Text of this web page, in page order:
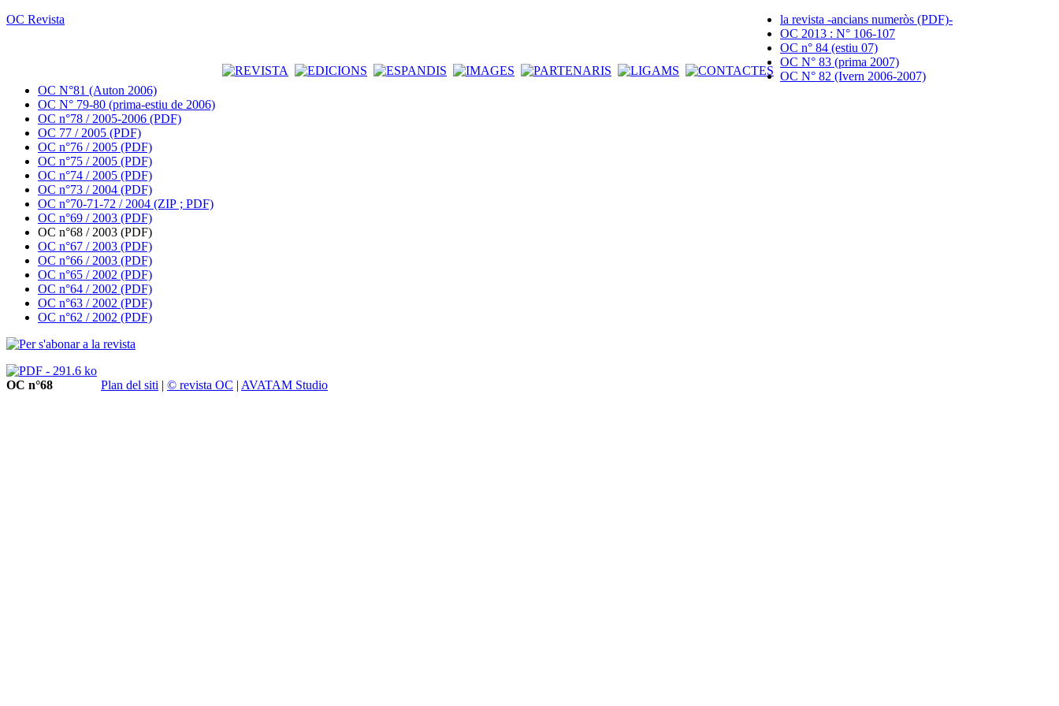
OC Revista
la revista -ancians numeròs (PDF)-
OC 2013 : N° 106-107
OC n° 84 (estiu 07)
OC N° 83 (prima 2007)
OC N° 82 (Ivern 2006-2007)
OC N°81 (Auton 2006)
OC N° 79-80 (prima-estiu de 2006)
OC n°78 / 2005-2006 (PDF)
OC 77 / 2005 (PDF)
OC n°76 / 2005 (PDF)
OC n°75 / 2005 (PDF)
OC n°74 / 2005 (PDF)
OC n°73 / 2004 (PDF)
OC n°70-71-72 / 2004 (ZIP ; PDF)
OC n°69 / 2003 (PDF)
OC n°68 / 2003 (PDF)
OC n°67 / 2003 (PDF)
OC n°66 / 2003 (PDF)
OC n°65 / 2002 (PDF)
OC n°64 / 2002 (PDF)
OC n°63 / 2002 (PDF)
OC n°62 / 2002 (PDF)
OC n°68 Plan del siti | © revista OC | AVATAM Studio